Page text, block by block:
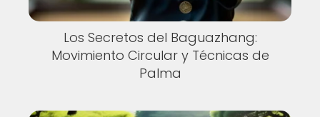
Los Secretos del Baguazhang:
Movimiento Circular y Técnicas de
Palma